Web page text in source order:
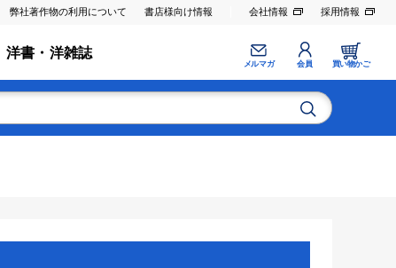
弊社著作物の利用について 書店様向け情報 会社情報 採用情報
洋書・洋雑誌
メルマガ 会員 買い物かご